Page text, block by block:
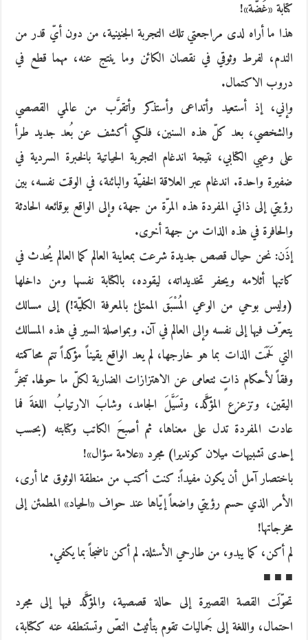
كتابة «غَضَّة»!
هذا ما أراه لدى مراجعتي تلك التجربة الجنينية، من دون أيّ قدر من
الندم، لفرط وثوقي في نقصان الكائن وما ينتج عنه، مهما قطع في
دروب الاكتمال.
وإني، إذ أستعيد وأتداعى وأستذكر وأتقرَّب من عالمي القصصي
والشخصي، بعد كلّ هذه السنين، فلكي أكشف عن بُعد جديد طرأ
على وعيي الكتابي، نتيجة اندغام التجربة الحياتية بالخبرة السردية في
ضفيرة واحدة. اندغام عبر العلاقة الخفيّة والبائنة، في الوقت نفسه، بين
رؤيتي إلى ذاتي المفردة هذه المرّة من جهة، وإلى الواقع بوقائعه الحادثة
والحافرة في هذه الذات من جهة أخرى.
إذَن: نحن حيال قصص جديدة شرعت بمعاينة العالم كما العالم يُحدث في
كاتبها أثلامه ويحفر تخديداته، ليقوده، بالكتابة نفسها ومن داخلها
(وليس بوحي من الوعي المُسْبَق الممتلئ بالمعرفة الكليّة!) إلى مسالك
يتعرّف فيها إلى نفسه وإلى العالم في آن. وبمواصلة السير في هذه المسالك
التي لَحَمَت الذات بما هو خارجها، لم يعد الواقع يقيناً مؤكداً تتم محاكمته
وفقاً لأحكام ذاتٍ تتعامى عن الاهتزازات الضاربة لكلّ ما حولها. تبخرَّ
اليقين، وتزعزع المؤكَّد، وتسَيَّلَ الجامد، وشابَ الارتيابُ اللغةَ فما
عادت المفردة تدل على معناها، ثم أصبحَ الكاتب وكتابته (بحسب
إحدى تشبيهات ميلان كونديرا) مجرد «علامة سؤال»!
باختصار آمل أن يكون مفيداً: كنت أكتب من منطقة الوثوق مما أرى،
الأمر الذي حسم رؤيتي واضعاً إيّاها عند حواف «الحياد» المطمئن إلى
مخرجاتها!
لم أكن، كما يبدو، من طارحي الأسئلة. لم أكن ناضجاً بما يكفي.
■ ■ ■
تحوّلَت القصة القصيرة إلى حالة قصصية، والمؤكَّد فيها إلى مجرد
احتمال، واللغة إلى جَماليات تقوم بتأثيث النصّ وتستنطقه عنه ككتابة،